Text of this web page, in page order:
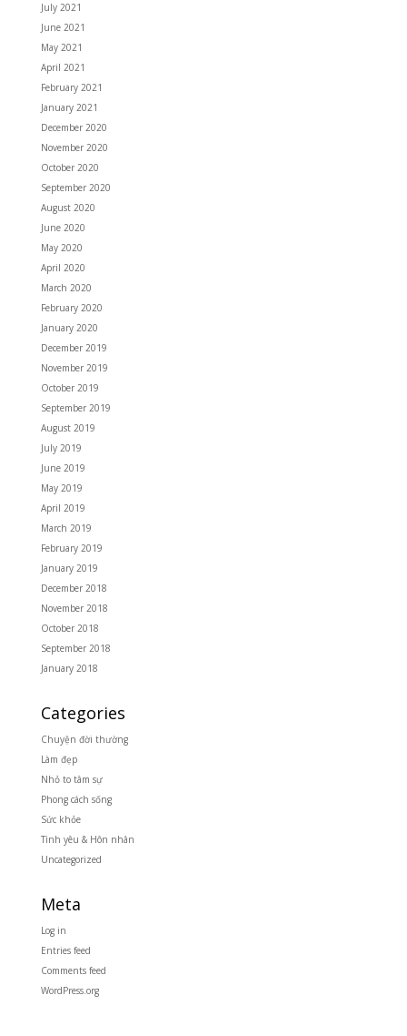
July 2021
June 2021
May 2021
April 2021
February 2021
January 2021
December 2020
November 2020
October 2020
September 2020
August 2020
June 2020
May 2020
April 2020
March 2020
February 2020
January 2020
December 2019
November 2019
October 2019
September 2019
August 2019
July 2019
June 2019
May 2019
April 2019
March 2019
February 2019
January 2019
December 2018
November 2018
October 2018
September 2018
January 2018
Categories
Chuyện đời thường
Làm đẹp
Nhỏ to tâm sự
Phong cách sống
Sức khỏe
Tình yêu & Hôn nhân
Uncategorized
Meta
Log in
Entries feed
Comments feed
WordPress.org